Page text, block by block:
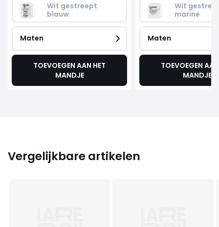
Wit gestreept
blauw
Maten
TOEVOEGEN AAN HET
MANDJE
Wit
marine
Maten
TOEVOEGEN
MANDJE
Vergelijkbare artikelen